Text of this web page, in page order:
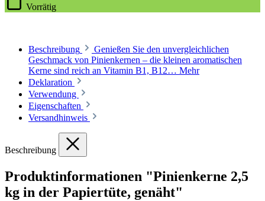
Vorrätig
Beschreibung
Genießen Sie den unvergleichlichen
Geschmack von Pinienkernen – die kleinen aromatischen
Kerne sind reich an Vitamin B1, B12… Mehr
Deklaration
Verwendung
Eigenschaften
Versandhinweis
Beschreibung
Produktinformationen "Pinienkerne 2,5
kg in der Papiertüte, genäht"